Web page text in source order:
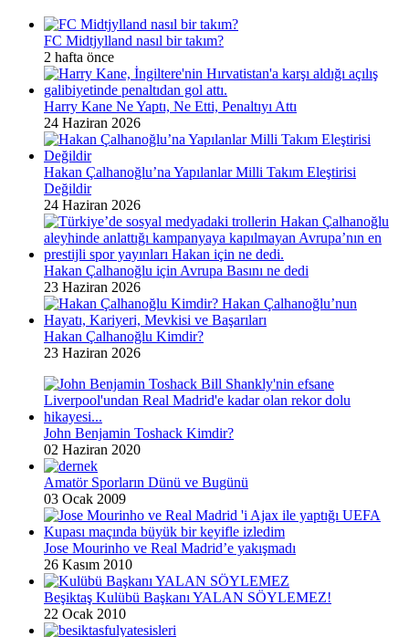
FC Midtjylland nasıl bir takım?
2 hafta önce
Harry Kane Ne Yaptı, Ne Etti, Penaltıyı Attı
24 Haziran 2026
Hakan Çalhanoğlu’na Yapılanlar Milli Takım Eleştirisi
Değildir
24 Haziran 2026
Hakan Çalhanoğlu için Avrupa Basını ne dedi
23 Haziran 2026
Hakan Çalhanoğlu Kimdir?
23 Haziran 2026
John Benjamin Toshack Kimdir?
02 Haziran 2020
Amatör Sporların Dünü ve Bugünü
03 Ocak 2009
Jose Mourinho ve Real Madrid’e yakışmadı
26 Kasım 2010
Beşiktaş Kulübü Başkanı YALAN SÖYLEMEZ!
22 Ocak 2010